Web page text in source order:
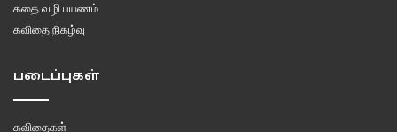
கதை வழி பயணம்
கவிதை நிகழ்வு
படைப்புகள்
கவிதைகள்